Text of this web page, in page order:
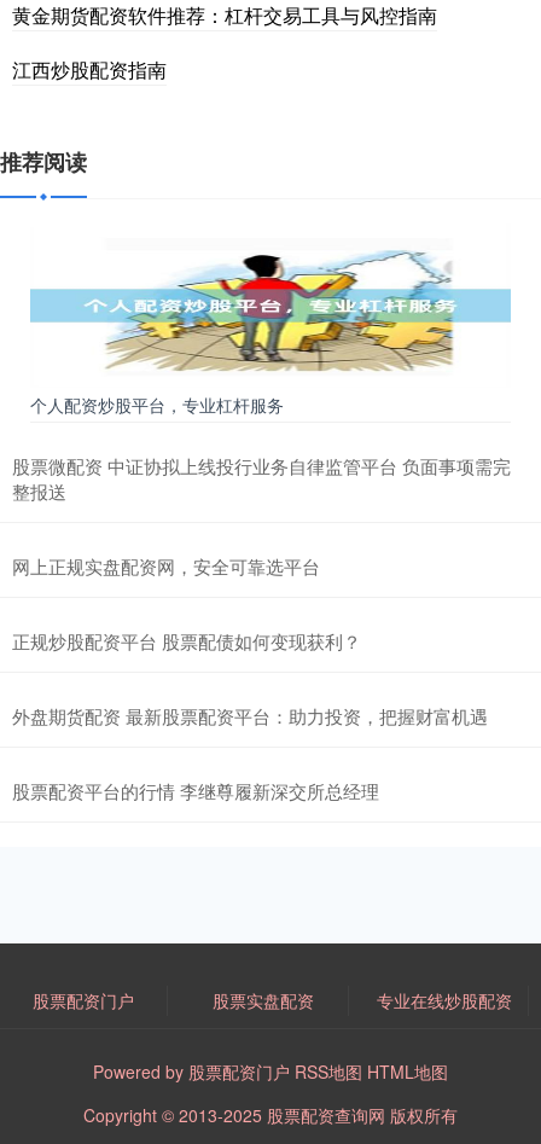
黄金期货配资软件推荐：杠杆交易工具与风控指南
江西炒股配资指南
推荐阅读
个人配资炒股平台，专业杠杆服务
股票微配资 中证协拟上线投行业务自律监管平台 负面事项需完
整报送
网上正规实盘配资网，安全可靠选平台
正规炒股配资平台 股票配债如何变现获利？
外盘期货配资 最新股票配资平台：助力投资，把握财富机遇
股票配资平台的行情 李继尊履新深交所总经理
股票配资门户 股票实盘配资 专业在线炒股配资
Powered by 股票配资门户 RSS地图 HTML地图
Copyright © 2013-2025 股票配资查询网 版权所有